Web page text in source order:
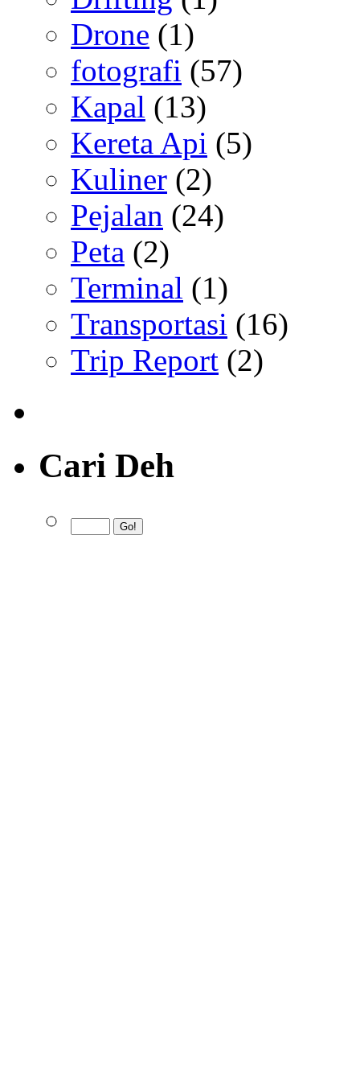
Drone (1)
fotografi (57)
Kapal (13)
Kereta Api (5)
Kuliner (2)
Pejalan (24)
Peta (2)
Terminal (1)
Transportasi (16)
Trip Report (2)
Cari Deh